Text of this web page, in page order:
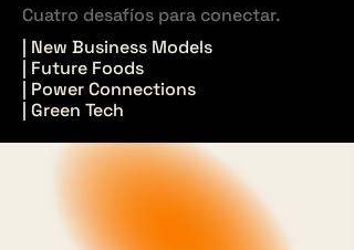
Cuatro desafíos para conectar.
| New Business Models
| Future Foods
| Power Connections
| Green Tech